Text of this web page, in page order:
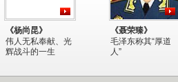
《杨尚昆》
伟人无私奉献、光
辉战斗的一生
《聂荣臻》
毛泽东称其“厚道
人”